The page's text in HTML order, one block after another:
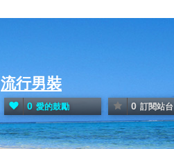
流行男裝
0 愛的鼓勵 0 訂閱站台